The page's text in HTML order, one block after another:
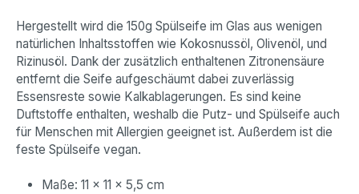
Hergestellt wird die 150g Spülseife im Glas aus wenigen
natürlichen Inhaltsstoffen wie Kokosnussöl, Olivenöl, und
Rizinusöl. Dank der zusätzlich enthaltenen Zitronensäure
entfernt die Seife aufgeschäumt dabei zuverlässig
Essensreste sowie Kalkablagerungen. Es sind keine
Duftstoffe enthalten, weshalb die Putz- und Spülseife auch
für Menschen mit Allergien geeignet ist. Außerdem ist die
feste Spülseife vegan.
Maße: 11 x 11 x 5,5 cm